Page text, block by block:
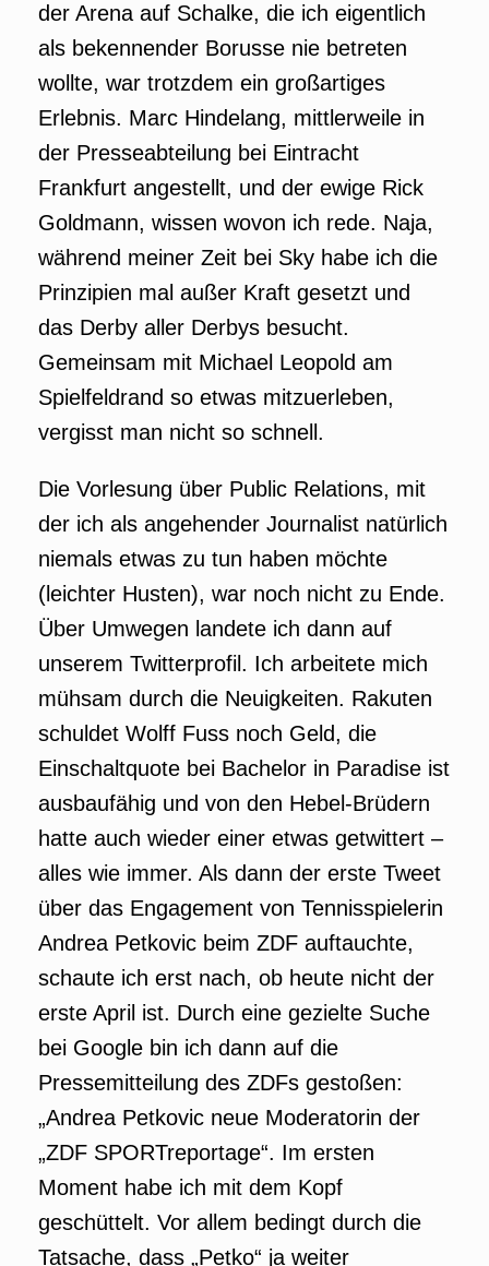
der Arena auf Schalke, die ich eigentlich
als bekennender Borusse nie betreten
wollte, war trotzdem ein großartiges
Erlebnis. Marc Hindelang, mittlerweile in
der Presseabteilung bei Eintracht
Frankfurt angestellt, und der ewige Rick
Goldmann, wissen wovon ich rede. Naja,
während meiner Zeit bei Sky habe ich die
Prinzipien mal außer Kraft gesetzt und
das Derby aller Derbys besucht.
Gemeinsam mit Michael Leopold am
Spielfeldrand so etwas mitzuerleben,
vergisst man nicht so schnell.
Die Vorlesung über Public Relations, mit
der ich als angehender Journalist natürlich
niemals etwas zu tun haben möchte
(leichter Husten), war noch nicht zu Ende.
Über Umwegen landete ich dann auf
unserem Twitterprofil. Ich arbeitete mich
mühsam durch die Neuigkeiten. Rakuten
schuldet Wolff Fuss noch Geld, die
Einschaltquote bei Bachelor in Paradise ist
ausbaufähig und von den Hebel-Brüdern
hatte auch wieder einer etwas getwittert –
alles wie immer. Als dann der erste Tweet
über das Engagement von Tennisspielerin
Andrea Petkovic beim ZDF auftauchte,
schaute ich erst nach, ob heute nicht der
erste April ist. Durch eine gezielte Suche
bei Google bin ich dann auf die
Pressemitteilung des ZDFs gestoßen:
„Andrea Petkovic neue Moderatorin der
„ZDF SPORTreportage“. Im ersten
Moment habe ich mit dem Kopf
geschüttelt. Vor allem bedingt durch die
Tatsache, dass „Petko“ ja weiter